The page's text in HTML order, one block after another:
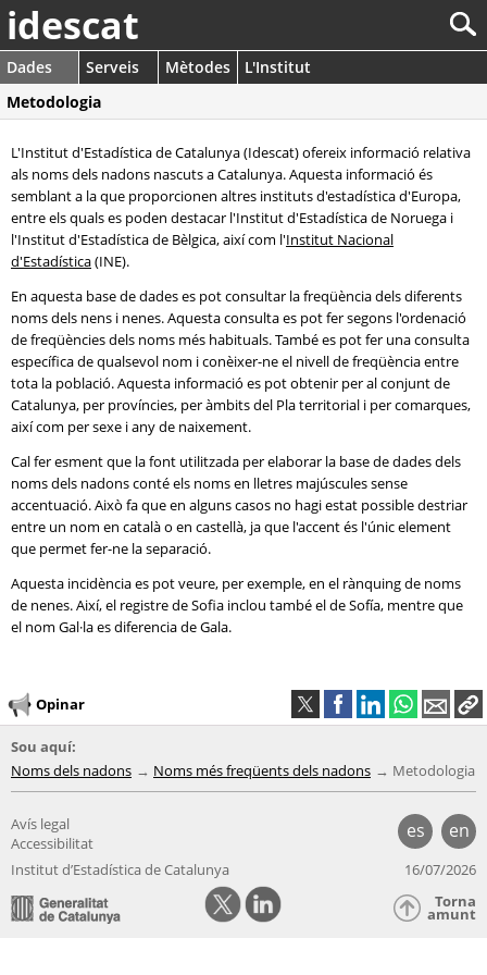
idescat
Dades Serveis Mètodes
L'Institut
Metodologia
L'Institut d'Estadística de Catalunya (Idescat) ofereix informació relativa
als noms dels nadons nascuts a Catalunya. Aquesta informació és
semblant a la que proporcionen altres instituts d'estadística d'Europa,
entre els quals es poden destacar l'Institut d'Estadística de Noruega i
l'Institut d'Estadística de Bèlgica, així com l'Institut Nacional
d'Estadística(INE).
En aquesta base de dades es pot consultar la freqüència dels diferents
noms dels nens i nenes. Aquesta consulta es pot fer segons l'ordenació
de freqüències dels noms més habituals. També es pot fer una consulta
específica de qualsevol nom i conèixer-ne el nivell de freqüència entre
tota la població. Aquesta informació es pot obtenir per al conjunt de
Catalunya, per províncies, per àmbits del Pla territorial i per comarques,
així com per sexe i any de naixement.
Cal fer esment que la font utilitzada per elaborar la base de dades dels
noms dels nadons conté els noms en lletres majúscules sense
accentuació. Això fa que en alguns casos no hagi estat possible destriar
entre un nom en català o en castellà, ja que l'accent és l'únic element
que permet fer-ne la separació.
Aquesta incidència es pot veure, per exemple, en el rànquing de noms
de nenes. Així, el registre de Sofia inclou també el de Sofía, mentre que
el nom Gal·la es diferencia de Gala.
Opinar
Sou aquí:
Noms dels nadons
Noms més freqüents dels nadons Metodologia
es en
Avís legal
Accessibilitat
Institut d’Estadística de Catalunya
16/07/2026
Torna
amunt